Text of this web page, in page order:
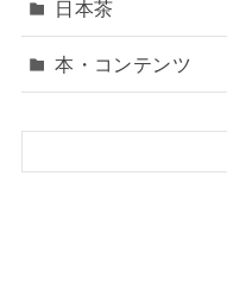
日本茶
本・コンテンツ